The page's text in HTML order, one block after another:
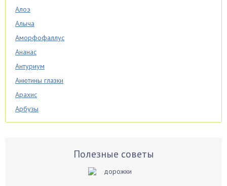
Алоэ
Алыча
Аморфофаллус
Ананас
Антуриум
Анютины глазки
Арахис
Арбузы
Аспарагус
Полезные советы